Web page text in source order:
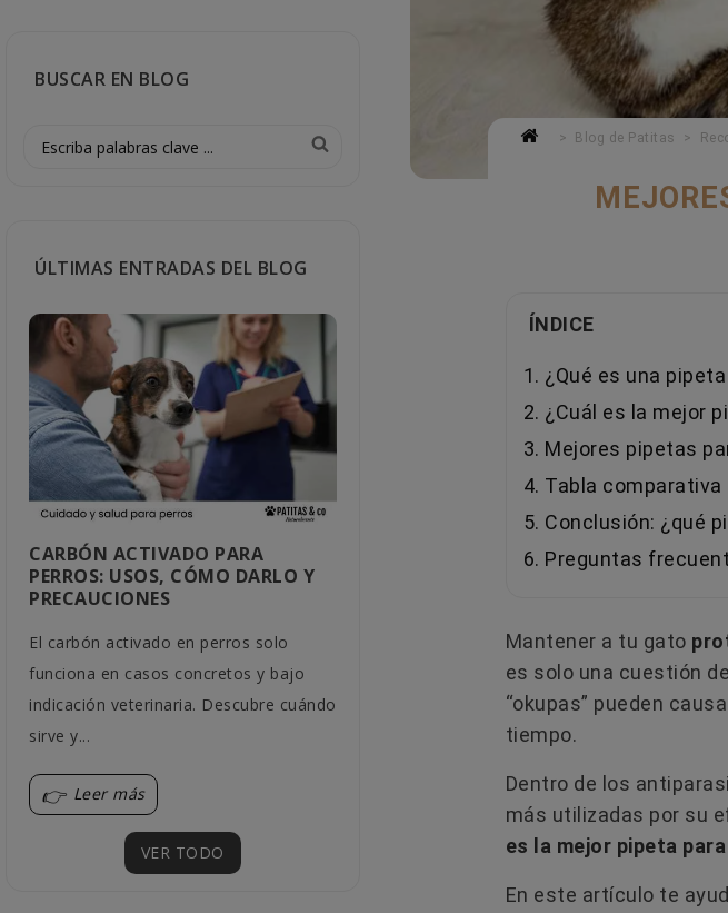
BUSCAR EN BLOG
ÚLTIMAS ENTRADAS DEL BLOG
CARBÓN ACTIVADO PARA
PERROS: USOS, CÓMO DARLO Y
PRECAUCIONES
El carbón activado en perros solo
funciona en casos concretos y bajo
indicación veterinaria. Descubre cuándo
sirve y...
Leer más
¿QUÉ BEBEDERO SE ADAPTA
MEJOR A LA PERSONALIDAD Y
Cada gato tiene su forma de beber.
Descubre qué características pueden
encajar mejor con su forma de ser y
VER TODO
Blog de Patitas
ÍNDICE
1. ¿Qué es una
2. ¿Cuál es la mejor
3. Mejores pipetas
4. Tabla
5. Conclusión: ¿qué
6. Preguntas
Mantener a tu gato
es solo una cuestión
“okupas” pueden
tiempo.
Dentro de los
más utilizadas por su
es la mejor pipeta
En este artículo te